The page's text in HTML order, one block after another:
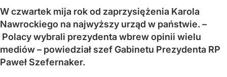
W czwartek mija rok od zaprzysiężenia Karola
Nawrockiego na najwyższy urząd w państwie. –
Polacy wybrali prezydenta wbrew opinii wielu
mediów – powiedział szef Gabinetu Prezydenta RP
Paweł Szefernaker.